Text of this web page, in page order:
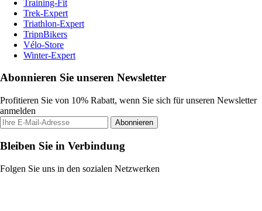
Training-Fit
Trek-Expert
Triathlon-Expert
TripnBikers
Vélo-Store
Winter-Expert
Abonnieren Sie unseren Newsletter
Profitieren Sie von 10% Rabatt, wenn Sie sich für unseren Newsletter
anmelden
Abonnieren
Bleiben Sie in Verbindung
Folgen Sie uns in den sozialen Netzwerken